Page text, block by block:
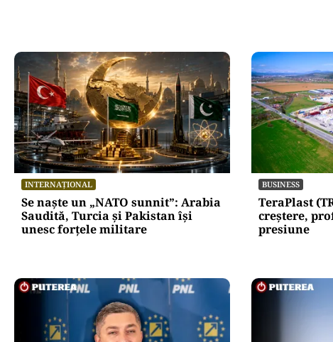
INTERNAȚIONAL
Se naște un „NATO sunnit”: Arabia
Saudită, Turcia și Pakistan își
unesc forțele militare
BUSINESS
TeraPlast
creștere,
presiune